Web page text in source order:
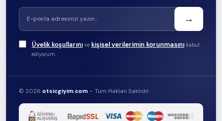
→
Üyelik koşullarını ve kişisel verilerimin korunmasını kabul
ediyorum.
© 2026 otsicgiyim.com – Tüm Hakları Saklıdır.